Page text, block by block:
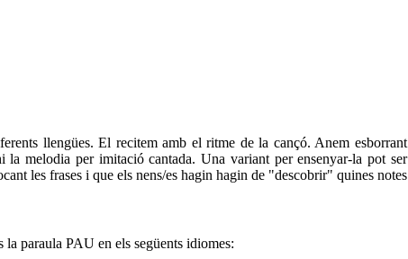
llengües. El recitem amb el ritme de la cançó. Anem esborrant
la melodia per imitació cantada. Una variant per ensenyar-la pot ser
les frases i que els nens/es hagin hagin de "descobrir" quines notes
la paraula PAU en els següents idiomes: